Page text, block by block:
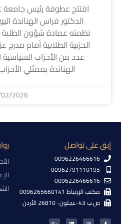
افتتح عطوفة رئيس جامعة
الدكتور فراس الهناندة
نظمته عمادة شؤون
الحزبية الطلابية أمام
عدد من الأحزاب السياسية
الهناندة بممثلي
2026
إبق على تواصل
0096226466616
00962791110195
0096226466616
مكتب الإرتباط 0096265660141
ص.ب 43-عجلون- 26810 الأردن